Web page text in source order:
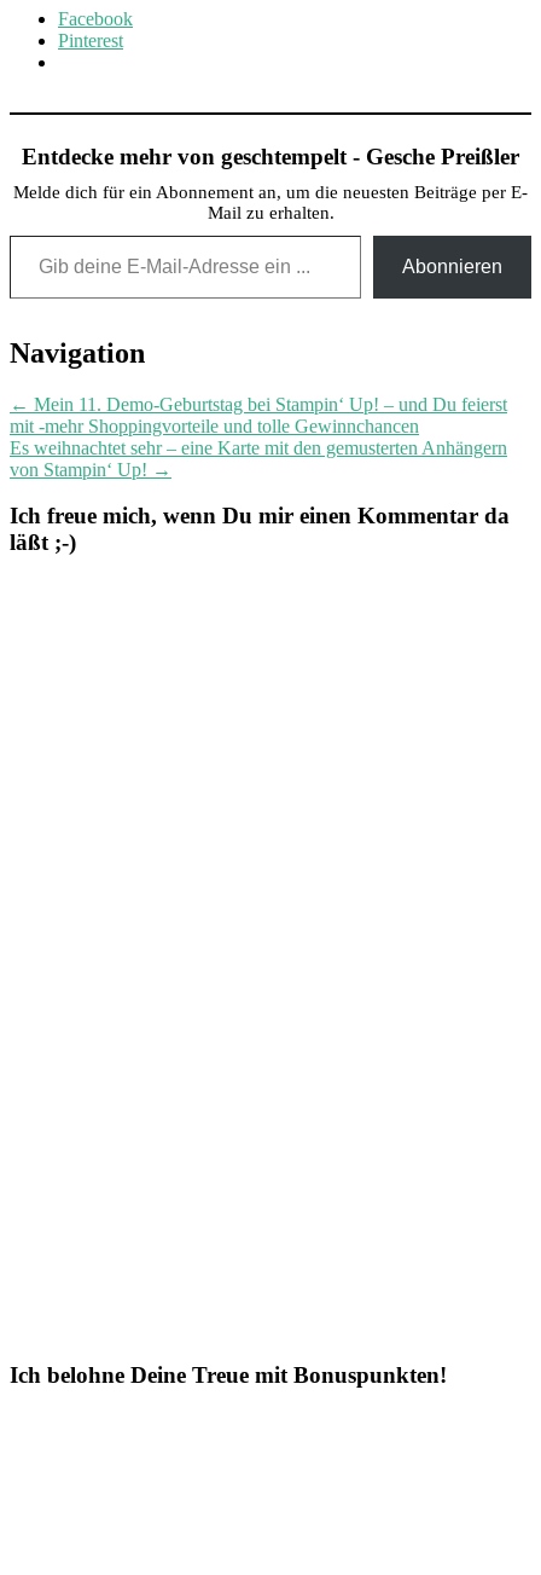
Facebook
Pinterest
Entdecke mehr von geschtempelt - Gesche Preißler
Melde dich für ein Abonnement an, um die neuesten Beiträge per E-
Mail zu erhalten.
Gib deine E-Mail-Adresse ein ...
Abonnieren
Post
Navigation
← Mein 11. Demo-Geburtstag bei Stampin‘ Up! – und Du feierst
mit -mehr Shoppingvorteile und tolle Gewinnchancen
Es weihnachtet sehr – eine Karte mit den gemusterten Anhängern
von Stampin‘ Up! →
Ich freue mich, wenn Du mir einen Kommentar da
läßt ;-)
Ich belohne Deine Treue mit Bonuspunkten!